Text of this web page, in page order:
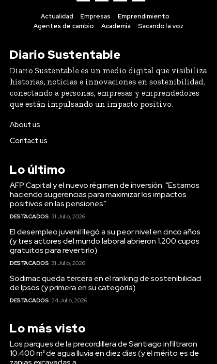
Actualidad Empresas
Emprendimiento
Agentes de cambio
Academia Sacando la voz
Diario Sustentable
Diario Sustentable es un medio digital que visibiliza
historias, noticias e innovaciones en sostenibilidad,
conectando a personas, empresas y emprendedores
que están impulsando un impacto positivo.
About us
Contact us
Lo último
AFP Capital y el nuevo régimen de inversión: “Estamos
haciendo sugerencias para maximizar los impactos
positivos en las pensiones”
DESTACADOS 31 Julio, 2026
El desempleo juvenil llegó a su peor nivel en cinco años
(y tres actores del mundo laboral abrieron 1.200 cupos
gratuitos para revertirlo)
DESTACADOS 31 Julio, 2026
Sodimac queda tercera en el ranking de sostenibilidad
de Ipsos (y primera en su categoría)
DESTACADOS 24 Julio, 2026
Lo más visto
Los parques de la precordillera de Santiago infiltraron
10.400 m³ de agua lluvia en diez días (y el mérito es de